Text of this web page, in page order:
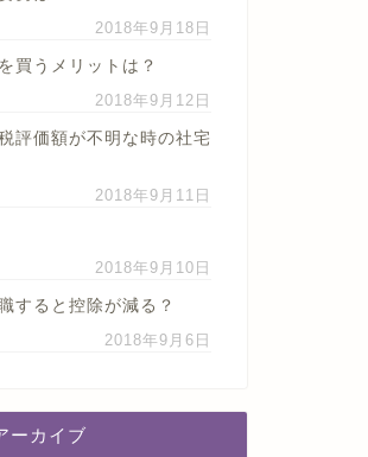
2018年9月18日
買うメリットは？
2018年9月12日
評価額が不明な時の社宅
2018年9月11日
2018年9月10日
すると控除が減る？
2018年9月6日
ーカイブ